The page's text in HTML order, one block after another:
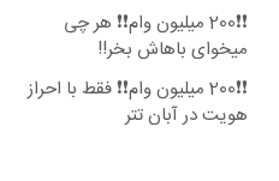
❗❗200 میلیون وام❗❗ هر چی
میخوای باهاش بخر!!
❗❗200 میلیون وام❗❗ فقط با احراز
هویت در آبان تتر